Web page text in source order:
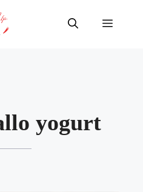
Menu
yogurt